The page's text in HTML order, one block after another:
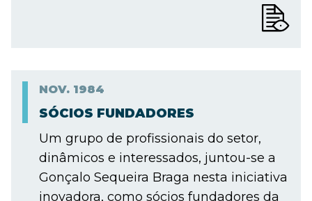
NOV. 1984
SÓCIOS FUNDADORES
Um grupo de profissionais do setor,
dinâmicos e interessados, juntou-se a
Gonçalo Sequeira Braga nesta iniciativa
inovadora, como sócios fundadores da